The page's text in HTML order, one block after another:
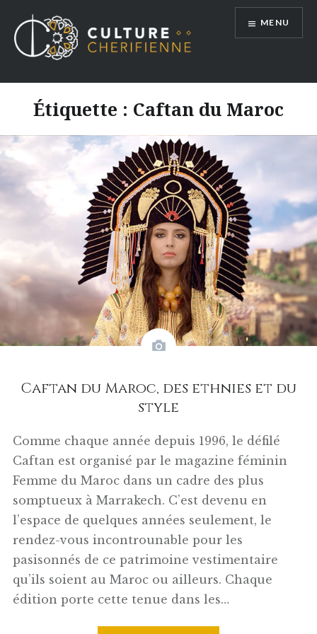
contenu
MENU
Étiquette : Caftan du Maroc
Caftan du Maroc, des ethnies et du
style
Comme chaque année depuis 1996, le défilé
Caftan est organisé par le magazine féminin
Femme du Maroc dans un cadre des plus
somptueux à Marrakech. C’est devenu en
l’espace de quelques années seulement, le
rendez-vous incontrounable pour les
pasisonnés de ce patrimoine vestimentaire
qu’ils soient au Maroc ou ailleurs. Chaque
édition porte cette tenue dans les…